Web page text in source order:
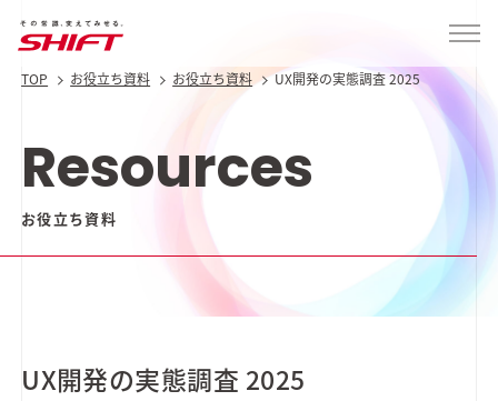
TOP お役立ち資料 お役立ち資料 UX開発の実態調査 2025
Resources
お役立ち資料
UX開発の実態調査 2025